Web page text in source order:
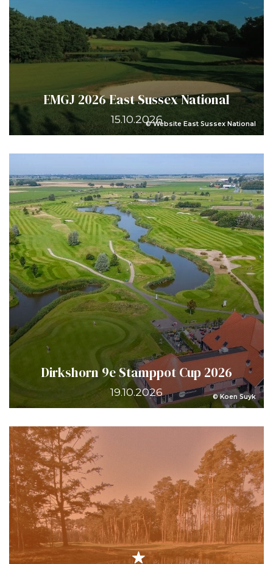
© Website East Sussex National
EMGJ 2026 East Sussex National
15.10.2026
© Koen Suyk
Dirkshorn 9e Stamppot Cup 2026
19.10.2026